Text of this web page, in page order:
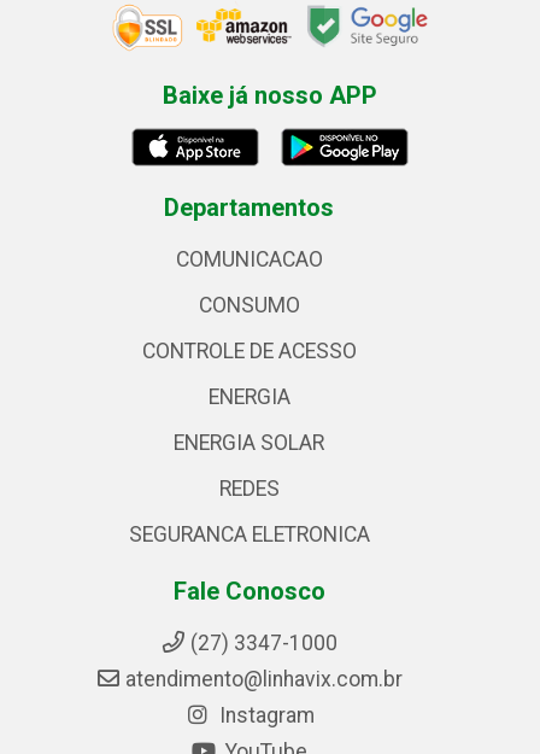
Baixe já nosso APP
Departamentos
COMUNICACAO
CONSUMO
CONTROLE DE ACESSO
ENERGIA
ENERGIA SOLAR
REDES
SEGURANCA ELETRONICA
Fale Conosco
(27) 3347-1000
atendimento@linhavix.com.br
Instagram